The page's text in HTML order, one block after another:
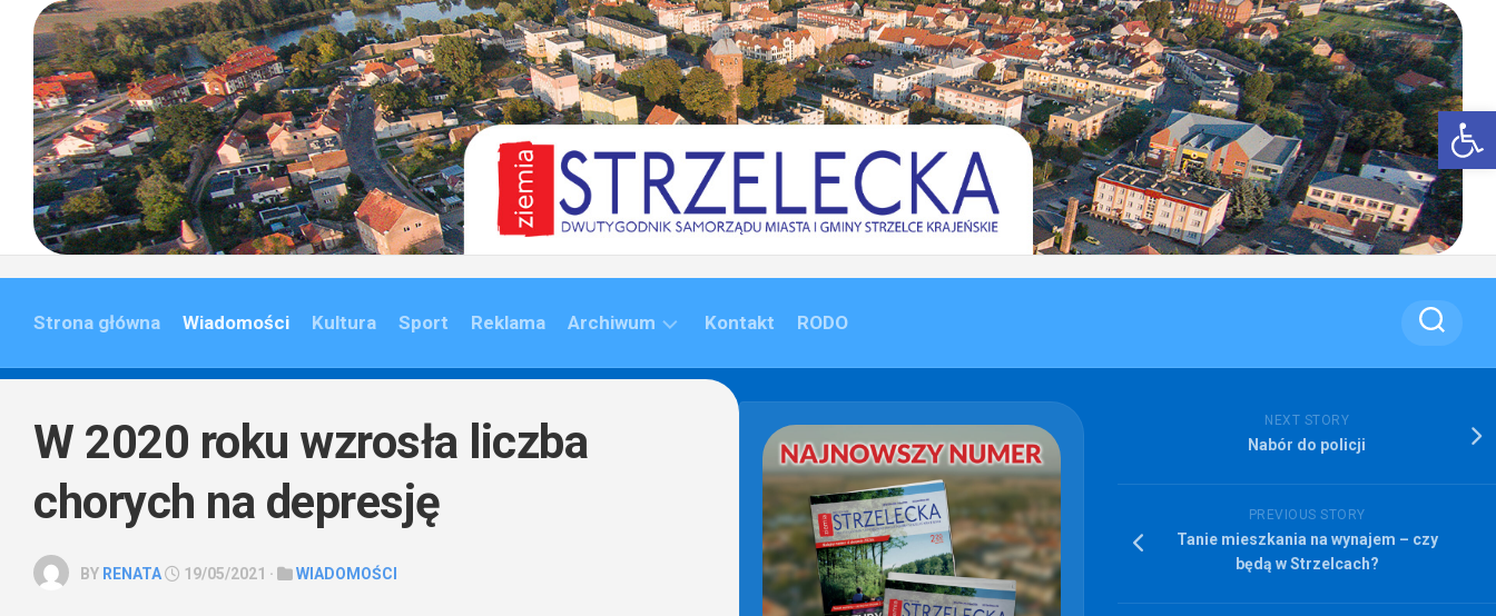
content
Strona główna Wiadomości Kultura Sport Reklama Archiwum Kontakt RODO
W 2020 roku wzrosła liczba
chorych na depresję
BY RENATA 19/05/2021 · WIADOMOŚCI
NEXT STORY
Nabór do policji
PREVIOUS STORY
Tanie mieszkania na wynajem – czy
będą w Strzelcach?